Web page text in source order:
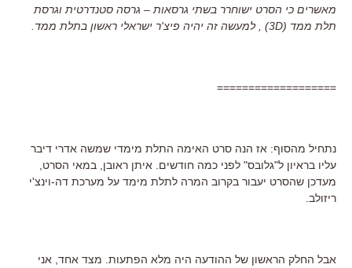
מאשרים כי הסרט ישוחרר בשתי גרסאות – גרסה סטנדרטית וגרסת
תלת ממד (3D) , למעשה זה יהיה פיצ'ר ישראלי ראשון בתלת ממד.
===================
נתחיל מהסוף: אז הנה סרט האימה התלת מימדי שמשה אדרי דיבר
עליו בראיון ל"גלובס" לפני כמה חודשים. איתן ראובן, במאי הסרט,
מעדכן שהסרט יעבור בקרוב המרה לתלת מימד על מערכת דה-וינצ'י
ריזולב.
אבל החלק הראשון של ההודעה היה מלא הפתעות. מצד אחד, אני